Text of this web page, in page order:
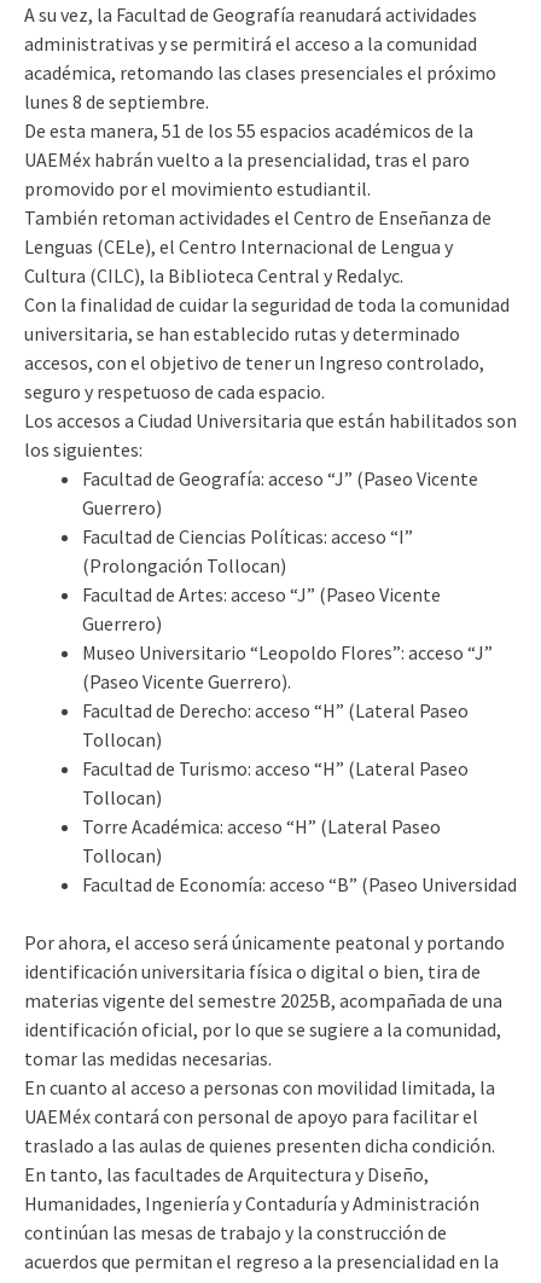
A su vez, la Facultad de Geografía reanudará actividades
administrativas y se permitirá el acceso a la comunidad
académica, retomando las clases presenciales el próximo
lunes 8 de septiembre.
De esta manera, 51 de los 55 espacios académicos de la
UAEMéx habrán vuelto a la presencialidad, tras el paro
promovido por el movimiento estudiantil.
También retoman actividades el Centro de Enseñanza de
Lenguas (CELe), el Centro Internacional de Lengua y
Cultura (CILC), la Biblioteca Central y Redalyc.
Con la finalidad de cuidar la seguridad de toda la comunidad
universitaria, se han establecido rutas y determinado
accesos, con el objetivo de tener un Ingreso controlado,
seguro y respetuoso de cada espacio.
Los accesos a Ciudad Universitaria que están habilitados son
los siguientes:
Facultad de Geografía: acceso “J” (Paseo Vicente
Guerrero)
Facultad de Ciencias Políticas: acceso “I”
(Prolongación Tollocan)
Facultad de Artes: acceso “J” (Paseo Vicente
Guerrero)
Museo Universitario “Leopoldo Flores”: acceso “J”
(Paseo Vicente Guerrero).
Facultad de Derecho: acceso “H” (Lateral Paseo
Tollocan)
Facultad de Turismo: acceso “H” (Lateral Paseo
Tollocan)
Torre Académica: acceso “H” (Lateral Paseo
Tollocan)
Facultad de Economía: acceso “B” (Paseo Universidad
Por ahora, el acceso será únicamente peatonal y portando
identificación universitaria física o digital o bien, tira de
materias vigente del semestre 2025B, acompañada de una
identificación oficial, por lo que se sugiere a la comunidad,
tomar las medidas necesarias.
En cuanto al acceso a personas con movilidad limitada, la
UAEMéx contará con personal de apoyo para facilitar el
traslado a las aulas de quienes presenten dicha condición.
En tanto, las facultades de Arquitectura y Diseño,
Humanidades, Ingeniería y Contaduría y Administración
continúan las mesas de trabajo y la construcción de
acuerdos que permitan el regreso a la presencialidad en la